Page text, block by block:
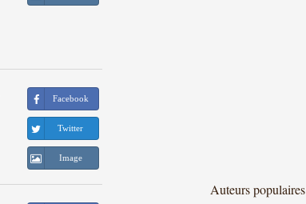
Facebook
Twitter
Image
Auteurs populaires